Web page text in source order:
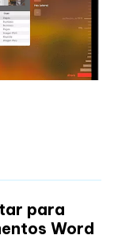
para
Word